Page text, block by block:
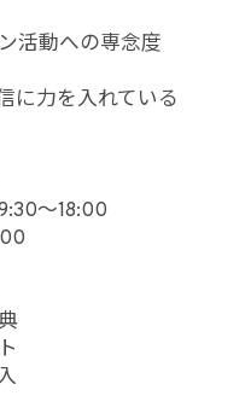
活動への専念度
に力を入れている
～18:00